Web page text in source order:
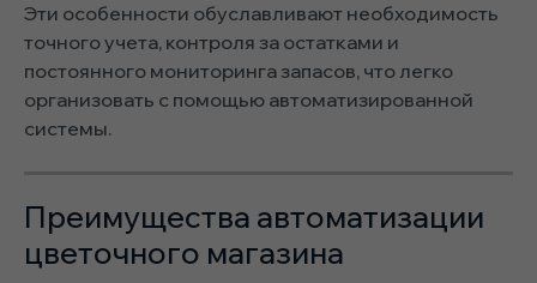
Эти особенности обуславливают необходимость
точного учета, контроля за остатками и
постоянного мониторинга запасов, что легко
организовать с помощью автоматизированной
системы.
Преимущества автоматизации
цветочного магазина